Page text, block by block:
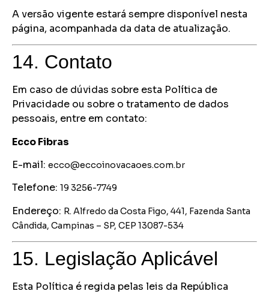
A versão vigente estará sempre disponível nesta
página, acompanhada da data de atualização.
14. Contato
Em caso de dúvidas sobre esta Política de
Privacidade ou sobre o tratamento de dados
pessoais, entre em contato:
Ecco Fibras
E-mail: ecco@eccoinovacaoes.com.br
Telefone: 19 3256-7749
Endereço: R. Alfredo da Costa Figo, 441,
Cândida, Campinas – SP, CEP 13087-534
15. Legislação Aplicável
Esta Política é regida pelas leis da República